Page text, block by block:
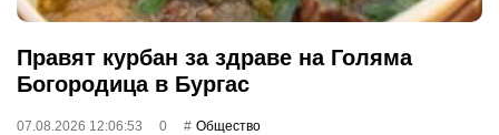
Правят курбан за здраве на Голяма
Богородица в Бургас
07.08.2026 12:06:53 0 Общество